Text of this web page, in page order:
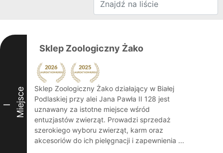
I Miejsce
Sklep Zoologiczny Żako
Sklep Zoologiczny Żako działający w Białej
Podlaskiej przy alei Jana Pawła II 128 jest
uznawany za istotne miejsce wśród
entuzjastów zwierząt. Prowadzi sprzedaż
szerokiego wyboru zwierząt, karm oraz
akcesoriów do ich pielęgnacji i zapewnienia ...